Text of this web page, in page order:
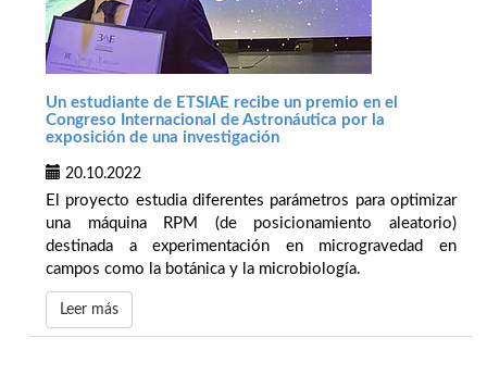
Un estudiante de ETSIAE recibe un premio en el
Congreso Internacional de Astronáutica por la
exposición de una investigación
20.10.2022
El proyecto estudia diferentes parámetros para optimizar
una máquina RPM (de posicionamiento aleatorio)
destinada a experimentación en microgravedad en
campos como la botánica y la microbiología.
Leer más